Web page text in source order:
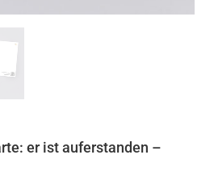
er ist auferstanden –